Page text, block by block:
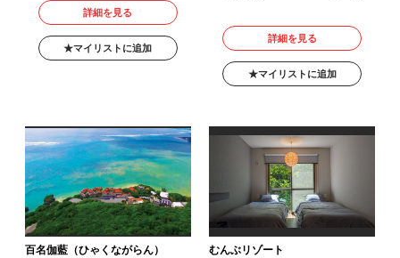
詳細を見る
マイリストに追加
詳細を見る
マイリストに追加
百名伽藍（ひゃくながらん） むんぶリゾート